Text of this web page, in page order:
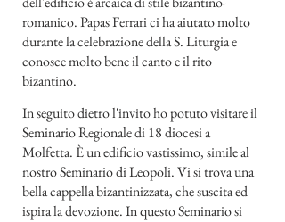
romanico. Papas Ferrari ci ha aiutato molto
durante la celebrazione della S. Liturgia e
conosce molto bene il canto e il rito
bizantino.
In seguito dietro l'invito ho potuto visitare il
Seminario Regionale di 18 diocesi a
Molfetta. È un edificio vastissimo, simile al
nostro Seminario di Leopoli. Vi si trova una
bella cappella bizantinizzata, che suscita ed
ispira la devozione. In questo Seminario si